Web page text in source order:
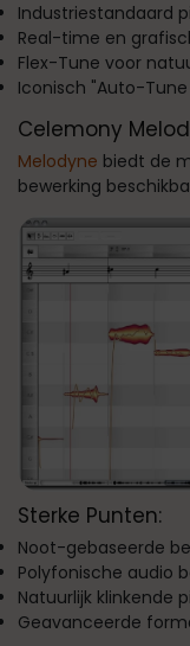
Industriestandaard
Real-time en
Flex-Tune voor
Iconisch "Auto-
Celemony
Melodyne biedt de
bewerking
Sterke Punten:
Noot-gebaseerde
Polyfonische audio
Natuurlijk klinkende
Geavanceerde